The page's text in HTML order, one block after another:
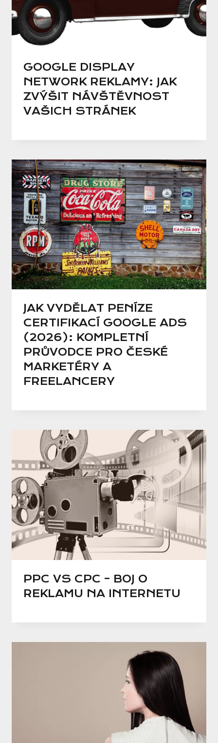
GOOGLE DISPLAY
NETWORK REKLAMY: JAK
ZVÝŠIT NÁVŠTĚVNOST
VAŠICH STRÁNEK
JAK VYDĚLAT PENÍZE
CERTIFIKACÍ GOOGLE ADS
(2026): KOMPLETNÍ
PRŮVODCE PRO ČESKÉ
MARKETÉRY A
FREELANCERY
PPC VS CPC – BOJ O
REKLAMU NA INTERNETU